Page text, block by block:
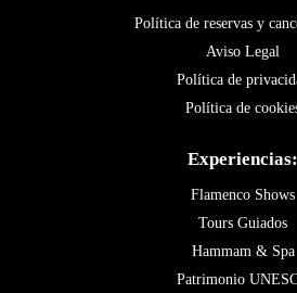
Política de reservas y
Aviso Legal
Política de
Política de
Experiencias:
Flamenco Shows
Tours Guiados
Hammam & Spa
Patrimonio